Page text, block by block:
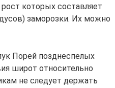
рост которых составляет
заморозки. Их можно
Порей позднеспелых
широт относительно
не следует держать